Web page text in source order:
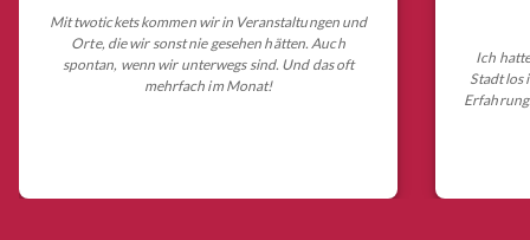
Mit twotickets kommen wir in Veranstaltungen und
Orte, die wir sonst nie gesehen hätten. Auch
spontan, wenn wir unterwegs sind. Und das oft
mehrfach im Monat!
Ich
Stadt los